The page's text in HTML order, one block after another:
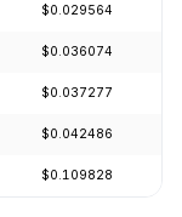
$0.029564
$0.036074
$0.037277
$0.042486
$0.109828